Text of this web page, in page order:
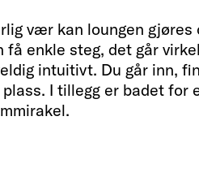
vær kan loungen gjøres
få enkle steg, det går
intuitivt. Du går inn,
I tillegg er badet for